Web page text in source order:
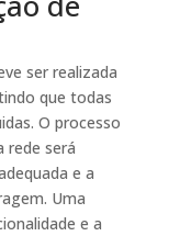
ser realizada
que todas
O processo
rede será
e a
Uma
e a